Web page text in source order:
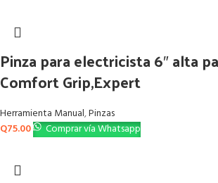
Pinza para electricista 6″ alta
Comfort Grip,Expert
Herramienta Manual,Pinzas
Q75.00 Comprar vía Whatsapp